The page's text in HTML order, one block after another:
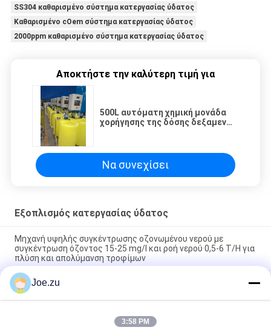
SS304 καθαρισμένο σύστημα κατεργασίας ύδατος
Καθαρισμένο cOem σύστημα κατεργασίας ύδατος
2000ppm καθαρισμένο σύστημα κατεργασίας ύδατος
Αποκτήστε την καλύτερη τιμή για
500L αυτόματη χημική μονάδα
χορήγησης της δόσης δεξαμενών
Να συνεχίσει
Εξοπλισμός κατεργασίας ύδατος
Μηχανή υψηλής συγκέντρωσης οζονωμένου νερού με
συγκέντρωση όζοντος 15-25 mg/l και ροή νερού 0,5-6 T/H για
πλύση και απολύμανση τροφίμων
Γεννήτρια Όζοντος από Πηγή Αέρα με Παραγωγή Όζοντος από
2 g/h έως 200 g/h Χρησιμοποιώντας Τεχνολογία Ενεργειακής
Εκκένωσης και Δομή από Ανοξείδωτο Ατσάλι
Φορητός Όρθιος Αποστειρωτής Όζοντος με Έξοδο Όζοντος
Joe.zu
3:58 PM